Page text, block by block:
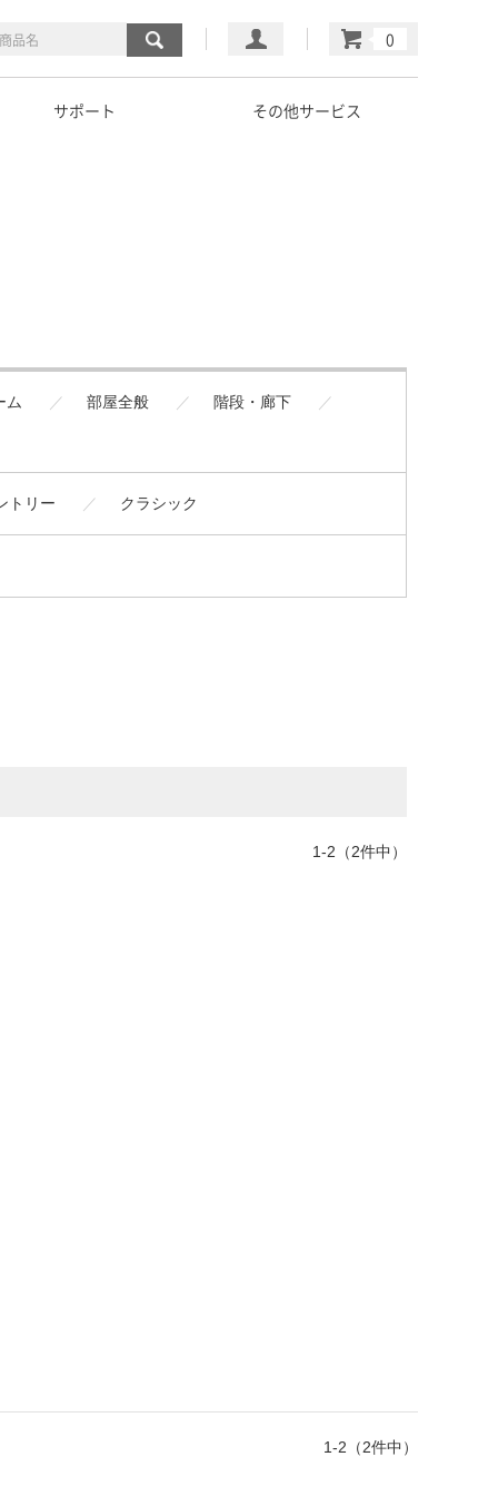
マイページ
カート
サポート その他サービス
ム 部屋全般 階段・廊下
トリー クラシック
1-2（2件中）
1-2（2件中）